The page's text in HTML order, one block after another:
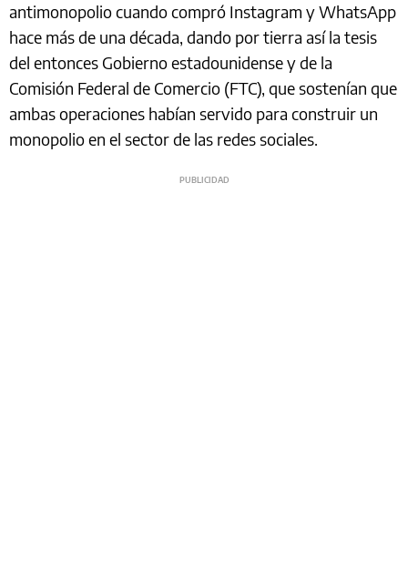
antimonopolio cuando compró Instagram y WhatsApp
hace más de una década, dando por tierra así la tesis
del entonces Gobierno estadounidense y de la
Comisión Federal de Comercio (FTC), que sostenían que
ambas operaciones habían servido para construir un
monopolio en el sector de las redes sociales.